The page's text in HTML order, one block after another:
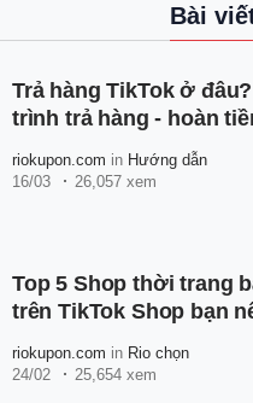
Bài
Trả hàng TikTok ở
trình trả hàng - hoàn
riokupon.com in Hướng dẫn
16/03
26,057 xem
Top 5 Shop thời trang
trên TikTok Shop bạn
riokupon.com in Rio chọn
24/02
25,654 xem